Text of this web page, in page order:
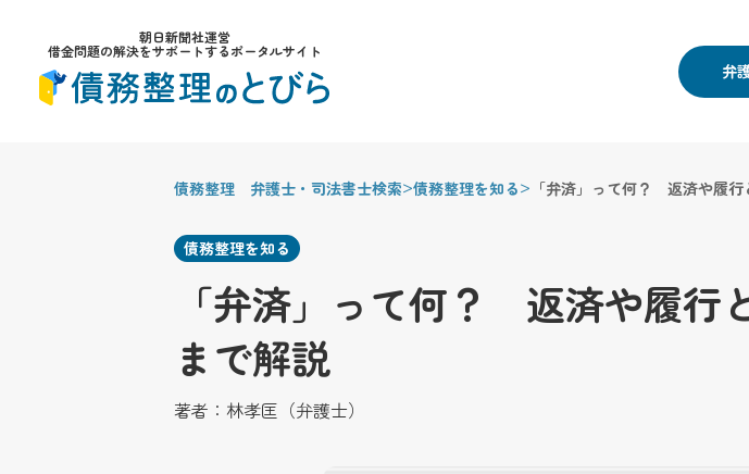
朝日新聞社運営
借金問題の解決をサポートするポータルサイト
弁
債務整理 弁護士・司法書士検索>債務整理を知る> 「弁済」って何？ 返済や履
債務整理を知る
「弁済」って何？ 返済や履行
まで解説
著者： 林孝匡（弁護士）